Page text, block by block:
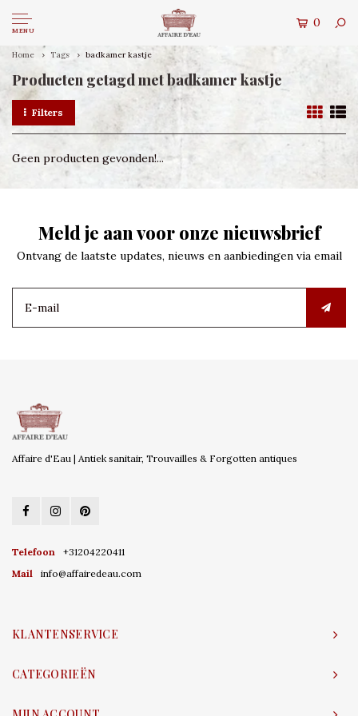
MENU
0
Home Tags badkamer kastje
Producten getagd met badkamer kastje
Filters
Geen producten gevonden!...
Meld je aan voor onze nieuwsbrief
Ontvang de laatste updates, nieuws en aanbiedingen via email
Affaire d'Eau | Antiek sanitair, Trouvailles & Forgotten antiques
Telefoon
+31204220411
Mail
info@affairedeau.com
KLANTENSERVICE
CATEGORIEËN